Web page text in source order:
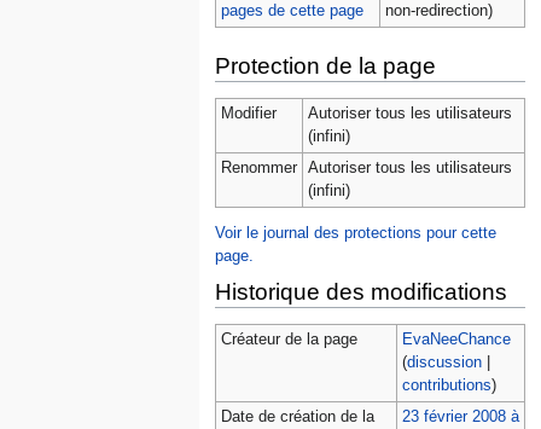
pages de cette page
non-redirection)
Protection de la page
Modifier
Autoriser tous les utilisateurs
(infini)
Renommer
Autoriser tous les utilisateurs
(infini)
Voir le journal des protections pour cette
page.
Historique des modifications
Créateur de la page
EvaNeeChance
(discussion|
contributions)
Date de création de la
23 février 2008 à